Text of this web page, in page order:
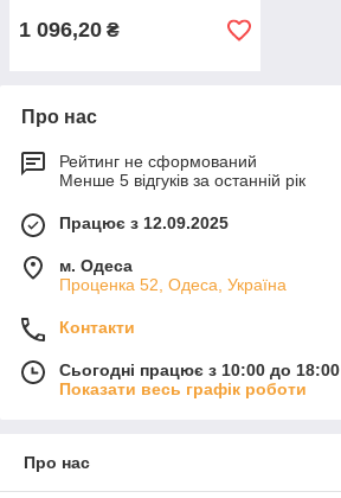
1 096,20 ₴
Про нас
Рейтинг не сформований
Менше 5 відгуків за останній рік
Працює з 12.09.2025
м. Одеса
Проценка 52, Одеса, Україна
Контакти
Сьогодні працює з 10:00 до 18:00
Показати весь графік роботи
Про нас